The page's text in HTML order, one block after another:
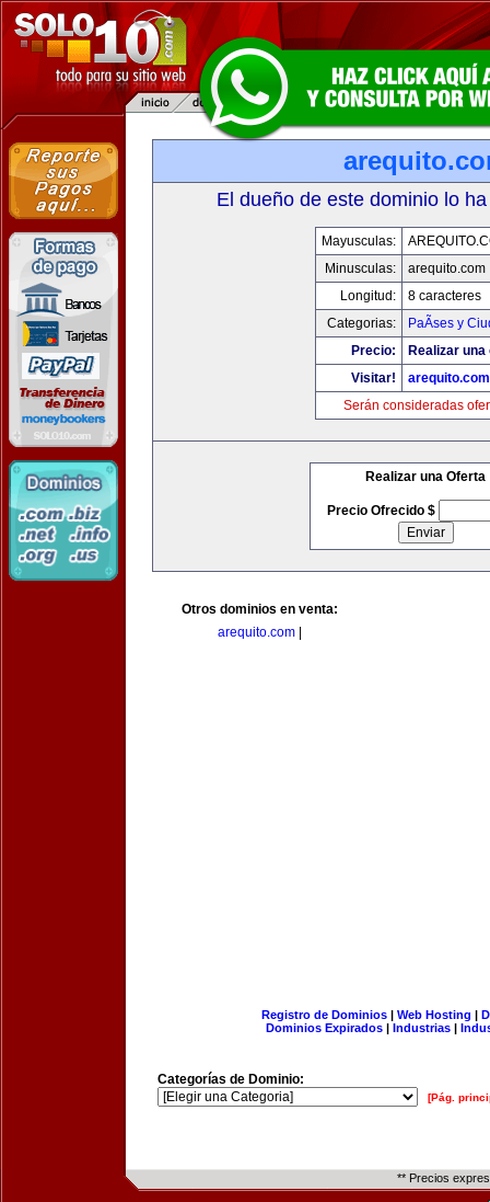
El dueño de este dominio lo
Mayusculas:
Minusculas:
arequito.com
Longitud:
8 caracteres
Categorias:
PaÃ­ses y
Precio:
Realizar
Visitar!
arequito.com
Serán consideradas
Realizar una Oferta
Precio Ofrecido $
Otros dominios en venta:
arequito.com
Registro de Dominios| Web Hosting |
Dominios Expirados | Industrias |
Categorías de Dominio:
[Pág.
** Precios